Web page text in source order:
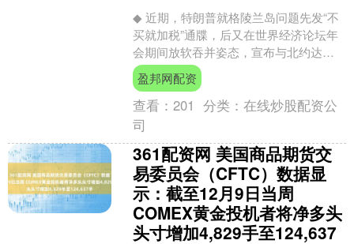
◆ 近期，特朗普就格陵兰岛问题先发“不
买就加税”通牒，后又在世界经济论坛年
会期间放软吞并姿态，宣布与北约达
成“协议框架”，取消关税威胁。对于特朗
普所谓的“协议框....
盈邦网配资
查看：201 分类：在线炒股配资公
司
361配资网 美国商品期货交
易委员会（CFTC）数据显
示：截至12月9日当周
COMEX黄金投机者将净多头
头寸增加4,829手至124,637